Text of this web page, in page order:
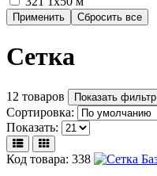
Сетка
12 товаров Показать фильтр
Сортировка:
Показать:
Код товара: 338